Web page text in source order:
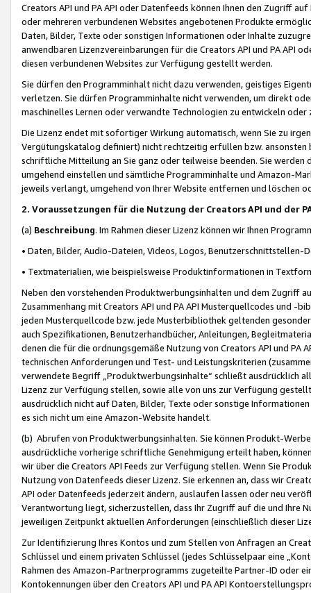
Creators API und PA API oder Datenfeeds können Ihnen den Zugriff
oder mehreren verbundenen Websites angebotenen Produkte
Daten, Bilder, Texte oder sonstigen Informationen oder Inhalte
anwendbaren Lizenzvereinbarungen für die Creators API und PA API
diesen verbundenen Websites zur Verfügung gestellt werden.
Sie dürfen den Programminhalt nicht dazu verwenden, geistiges
verletzen. Sie dürfen Programminhalte nicht verwenden, um direkt
maschinelles Lernen oder verwandte Technologien zu entwickeln
Die Lizenz endet mit sofortiger Wirkung automatisch, wenn Sie zu
Vergütungskatalog definiert) nicht rechtzeitig erfüllen bzw. ansonsten
schriftliche Mitteilung an Sie ganz oder teilweise beenden. Sie werden
umgehend einstellen und sämtliche Programminhalte und Amazon-
jeweils verlangt, umgehend von Ihrer Website entfernen und löschen
2. Voraussetzungen für die Nutzung der Creators API und der
(a) Beschreibung. Im Rahmen dieser Lizenz können wir Ihnen
• Daten, Bilder, Audio-Dateien, Videos, Logos, Benutzerschnittstellen-
• Textmaterialien, wie beispielsweise Produktinformationen in
Neben den vorstehenden Produktwerbungsinhalten und dem Zugriff
Zusammenhang mit Creators API und PA API Musterquellcodes und
jeden Musterquellcode bzw. jede Musterbibliothek geltenden
auch Spezifikationen, Benutzerhandbücher, Anleitungen,
denen die für die ordnungsgemäße Nutzung von Creators API und PA
technischen Anforderungen und Test- und Leistungskriterien
verwendete Begriff „Produktwerbungsinhalte“ schließt ausdrücklich
Lizenz zur Verfügung stellen, sowie alle von uns zur Verfügung
ausdrücklich nicht auf Daten, Bilder, Texte oder sonstige
es sich nicht um eine Amazon-Website handelt.
(b) Abrufen von Produktwerbungsinhalten. Sie können Produkt-
ausdrückliche vorherige schriftliche Genehmigung erteilt haben,
wir über die Creators API Feeds zur Verfügung stellen. Wenn Sie
Nutzung von Datenfeeds dieser Lizenz. Sie erkennen an, dass wir
API oder Datenfeeds jederzeit ändern, auslaufen lassen oder neu
Verantwortung liegt, sicherzustellen, dass Ihr Zugriff auf die und Ihre
jeweiligen Zeitpunkt aktuellen Anforderungen (einschließlich dieser
Zur Identifizierung Ihres Kontos und zum Stellen von Anfragen an
Schlüssel und einem privaten Schlüssel (jedes Schlüsselpaar eine
Rahmen des Amazon-Partnerprogramms zugeteilte Partner-ID oder
Kontokennungen über den Creators API und PA API